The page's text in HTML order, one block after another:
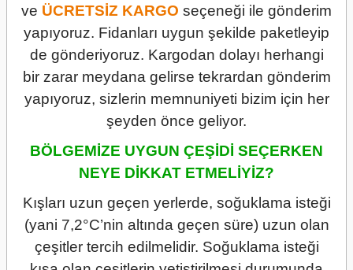
ve ÜCRETSİZ KARGO seçeneği ile gönderim
yapıyoruz. Fidanları uygun şekilde paketleyip
de gönderiyoruz. Kargodan dolayı herhangi
bir zarar meydana gelirse tekrardan gönderim
yapıyoruz, sizlerin memnuniyeti bizim için her
şeyden önce geliyor.
BÖLGEMİZE UYGUN ÇEŞİDİ SEÇERKEN
NEYE DİKKAT ETMELİYİZ?
Kışları uzun geçen yerlerde, soğuklama isteği
(yani 7,2°C’nin altında geçen süre) uzun olan
çeşitler tercih edilmelidir. Soğuklama isteği